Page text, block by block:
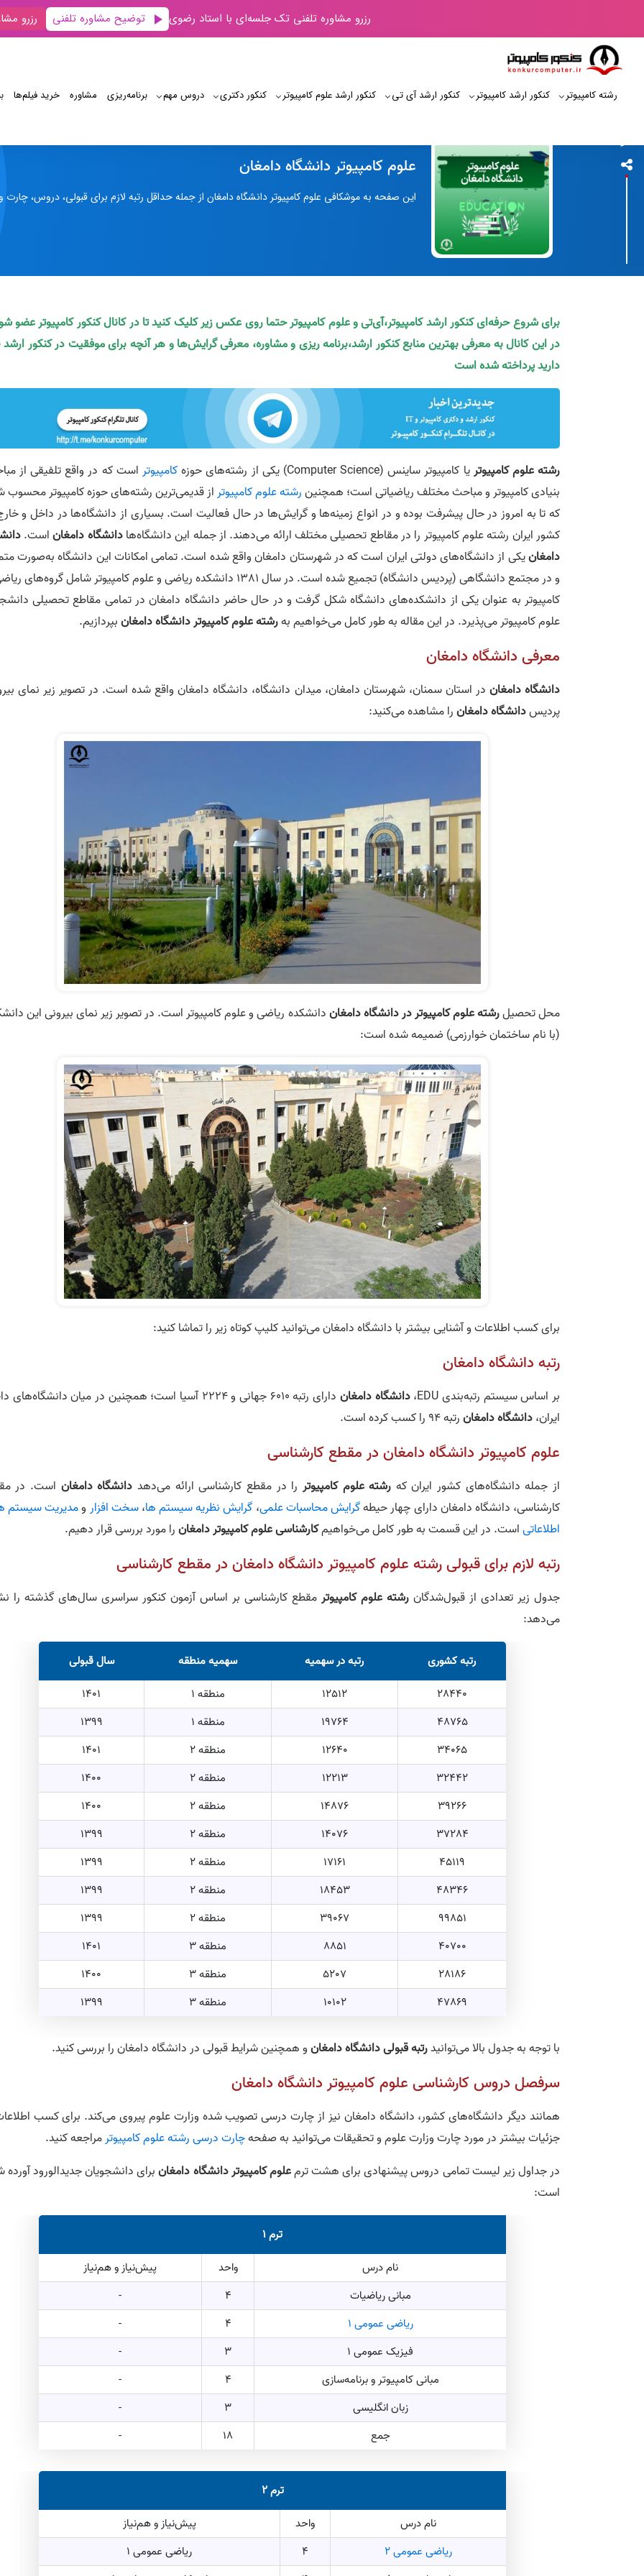
رزرو مشاوره تلفنی تک جلسه‌ای با استاد رضوی توضیح مشاوره تلفنی رزرو
رشته کامپیوتر کنکور ارشد کامپیوتر کنکور ارشد آی‌ تی کنکور ارشد علوم کامپیوتر کنکور دکتری دروس مهم برنامه‌‌ریزی مشاوره خرید فیلم‌ها
علوم کامپیوتر دانشگاه دامغان
این صفحه به موشکافی علوم کامپیوتر دانشگاه دامغان از جمله حداقل رتبه لازم برای قبولی، دروس، چارت
برای شروع حرفه‌ای کنکور ارشد کامپیوتر،آی‌تی و علوم کامپیوتر حتما روی عکس زیر کلیک کنید تا در کانال کنکور کامپیوتر عضو
در این کانال به معرفی بهترین منابع کنکور ارشد،برنامه ریزی و مشاوره، معرفی گرایش‌ها و هر آنچه برای موفقیت در کنکور ارشد
دارید پرداخته شده است
رشته علوم کامپیوتریا کامپیوتر ساینس (Computer Science) یکی از رشته‌های حوزه کامپیوتر است که در واقع تلفیقی از
بنیادی کامپیوتر و مباحث مختلف ریاضیاتی است؛ همچنینرشته علوم کامپیوتراز قدیمی‌ترین رشته‌های حوزه کامپیوتر محسوب
که تا به امروز در حال پیشرفت بوده و در انواع زمینه‌ها و گرایش‌ها در حال فعالیت است. بسیاری از دانشگاه‌ها در داخل و
کشور ایران رشته علوم کامپیوتر را در مقاطع تحصیلی مختلف ارائه می‌دهند. از جمله این دانشگاه‌هادانشگاه دامغاناست.
دامغانیکی از دانشگاه‌های دولتی ایران است که در شهرستان دامغان واقع شده است. تمامی امکانات این دانشگاه به‌صورت
و در مجتمع دانشگاهی (پردیس دانشگاه) تجمیع شده است. در سال 1381 دانشکده ریاضی و علوم کامپیوتر شامل
کامپیوتر به عنوان یکی از دانشکده‌های دانشگاه شکل گرفت و در حال حاضر دانشگاه دامغان در تمامی مقاطع تحصیلی
علوم کامپیوتر می‌پذیرد. در این مقاله به طور کامل می‌خواهیم بهرشته علوم کامپیوتر دانشگاه دامغانبپردازیم.
معرفی دانشگاه دامغان
دانشگاه دامغان در استان سمنان، شهرستان دامغان، میدان دانشگاه، دانشگاه دامغان واقع شده است. در تصویر زیر نمای
پردیسدانشگاه دامغانرا مشاهده می‌کنید:
محل تحصیلرشته علوم کامپیوتر در دانشگاه دامغاندانشکده ریاضی و علوم کامپیوتر است. در تصویر زیر نمای بیرونی این
(با نام ساختمان خوارزمی) ضمیمه شده است:
برای کسب اطلاعات و آشنایی بیشتر با دانشگاه دامغان می‌توانید کلیپ کوتاه زیر را تماشا کنید:
رتبه دانشگاه دامغان
بر اساس سیستم رتبه‌بندی EDU، دانشگاه دامغان
دارای رتبه 6010 جهانی و 2224 آسیا است؛ همچنین در میان
ایران،دانشگاه دامغانرتبه 94 را کسب کرده است.
علوم کامپیوتر دانشگاه دامغان در مقطع کارشناسی
از جمله دانشگاه‌های کشور ایران که رشته علوم کامپیوتر را در مقطع کارشناسی ارائه می‌دهد دانشگاه دامغان است. در
کارشناسی، دانشگاه دامغان دارای چهار حیطهگرایش محاسبات علمی، گرایش نظریه سیستم‌ ها،سخت افزار ومدیریت سیستم
اطلاعاتیاست. در این قسمت به طور کامل می‌خواهیمکارشناسی علوم کامپیوتر دامغانرا مورد بررسی قرار دهیم.
رتبه لازم برای قبولی رشته علوم کامپیوتر دانشگاه دامغان در مقطع کارشناسی
جدول زیر تعدادی از قبول‌شدگانرشته علوم کامپیوتر مقطع کارشناسی بر اساس آزمون کنکور سراسری سال‌های گذشته را
می‌‎دهد:
رتبه کشوری رتبه در سهمیه سهمیه منطقه
سال قبولی
28440
12512 منطقه 1
1401
48765
19764 منطقه 1
1399
34065
12640 منطقه 2
1401
32442
12213 منطقه 2
1400
39266
14876 منطقه 2
1400
37284
14076 منطقه 2
1399
45119
17161 منطقه 2
1399
48346
18453 منطقه 2
1399
99851
39067 منطقه 2
1399
40700
8851 منطقه 3
1401
28186
5207 منطقه 3
1400
47869
10102 منطقه 3 1399
با توجه به جدول بالا می‌توانیدرتبه قبولی دانشگاه دامغانو همچنین شرایط قبولی در دانشگاه دامغان را بررسی کنید.
سرفصل دروس کارشناسی علوم کامپیوتر دانشگاه دامغان
همانند دیگر دانشگاه‌های کشور، دانشگاه دامغان نیز از چارت درسی تصویب شده وزارت علوم پیروی می‌کند. برای کسب
جزئیات بیشتر در مورد چارت وزارت علوم و تحقیقات می‌توانید به صفحهچارت درسی رشته علوم کامپیوترمراجعه کنید.
در جداول زیر لیست تمامی دروس پیشنهادی برای هشت ترمعلوم کامپیوتر دانشگاه دامغانبرای دانشجویان جدیدالورود آورده
است:
ترم 1
نام درس
واحد
پیش‌نیاز و هم‌نیاز
مبانی ریاضیات
4
-
ریاضی عمومی ۱
4
-
فیزیک عمومی 1
3
-
مبانی کامپیوتر و برنامه‌سازی
4
-
زبان انگلیسی
3
-
جمع
18
-
ترم 2
نام درس
واحد
پیش‌نیاز و هم‌نیاز
ریاضی عمومی ۲
4
ریاضی عمومی 1